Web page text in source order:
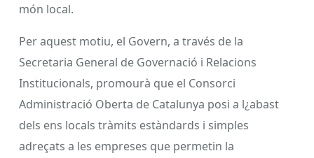
món local.
Per aquest motiu, el Govern, a través de la
Secretaria General de Governació i Relacions
Institucionals, promourà que el Consorci
Administració Oberta de Catalunya posi a l¿abast
dels ens locals tràmits estàndards i simples
adreçats a les empreses que permetin la